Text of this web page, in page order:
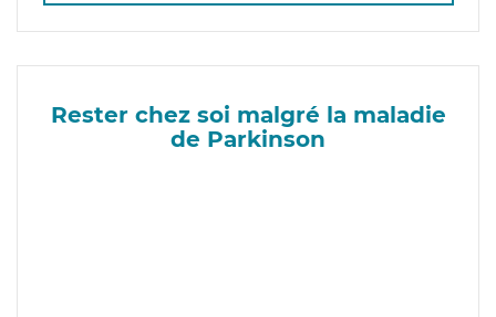
Rester chez soi malgré la maladie
de Parkinson